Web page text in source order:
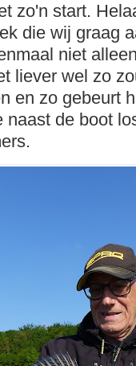
zo'n start.
die wij graag
niet
liever wel zo
en zo gebeurt
naast de boot